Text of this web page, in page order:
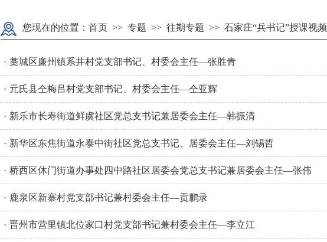
您现在的位置： 首页 >> 专题 >> 往期专题 >> 石家庄“兵书记”授课视频
· 藁城区廉州镇系井村党支部书记、村委会主任—张胜青
· 元氏县仝梅吕村党支部书记、村委会主任—仝亚辉
· 新乐市长寿街道鲜虞社区党总支书记兼居委会主任—韩振清
· 新华区东焦街道永泰中街社区党总支书记、居委会主任—刘锡哲
· 桥西区休门街道办事处四中路社区居委会党总支书记兼居委会主任—张伟
· 鹿泉区新寨村党支部书记兼村委会主任—贡鹏录
· 晋州市营里镇北位家口村党支部书记兼村委会主任—李立江